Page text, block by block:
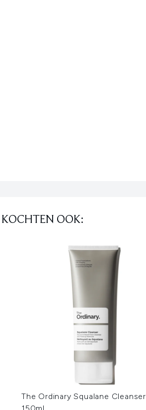
OOK:
The Ordinary Squalane Cleanser